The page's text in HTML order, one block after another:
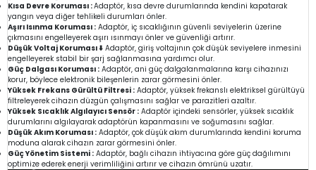
Kısa Devre Koruması :Adaptör, kısa devre durumlarında kendini kapatarak
yangın veya diğer tehlikeli durumları önler.
Aşırı Isınma Koruması : Adaptör, iç sıcaklığının güvenli seviyelerin üzerine
çıkmasını engelleyerek aşırı ısınmayı önler ve güvenliği artırır.
Düşük Voltaj Koruması ⬇️ Adaptör, giriş voltajının çok düşük seviyelere inmesini
engelleyerek stabil bir şarj sağlanmasına yardımcı olur.
Güç Dalgası Koruması : Adaptör, ani güç dalgalanmalarına karşı cihazınızı
korur, böylece elektronik bileşenlerin zarar görmesini önler.
Yüksek Frekans Gürültü Filtresi : Adaptör, yüksek frekanslı elektriksel gürültüyü
filtreleyerek cihazın düzgün çalışmasını sağlar ve parazitleri azaltır.
Yüksek Sıcaklık Algılayıcı Sensör : Adaptör içindeki sensörler, yüksek sıcaklık
durumlarını algılayarak adaptörün kapanmasını ve soğumasını sağlar.
Düşük Akım Koruması : Adaptör, çok düşük akım durumlarında kendini koruma
moduna alarak cihazın zarar görmesini önler.
Güç Yönetim Sistemi : Adaptör, bağlı cihazın ihtiyacına göre güç dağılımını
optimize ederek enerji verimliliğini artırır ve cihazın ömrünü uzatır.